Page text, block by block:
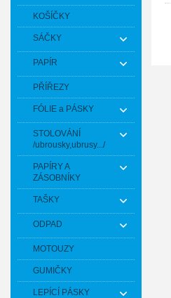
KOŠÍČKY
SÁČKY
PAPÍR
PŘÍŘEZY
FÓLIE a PÁSKY
STOLOVÁNÍ
/ubrousky,ubrusy.../
PAPÍRY A
ZÁSOBNÍKY
TAŠKY
ODPAD
MOTOUZY
GUMIČKY
LEPÍCÍ PÁSKY